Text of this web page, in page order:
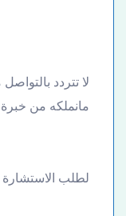
لا تتردد
مانملكه من
لطلب